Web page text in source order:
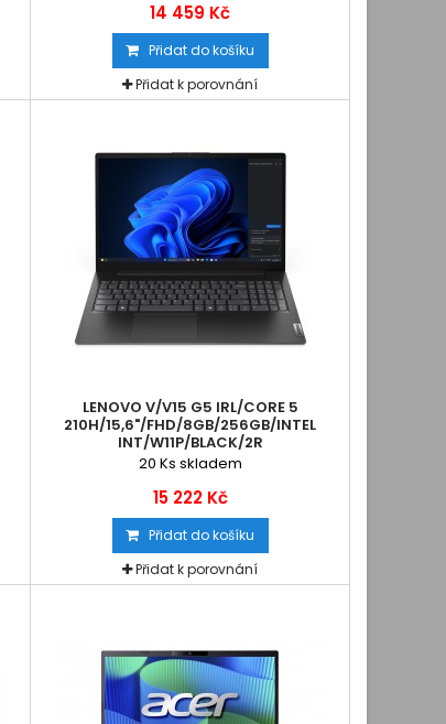
14 459 Kč
Přidat do košíku
Přidat k porovnání
LENOVO V/V15 G5 IRL/CORE 5
210H/15,6"/FHD/8GB/256GB/INTEL
INT/W11P/BLACK/2R
20 Ks skladem
15 222 Kč
Přidat do košíku
Přidat k porovnání